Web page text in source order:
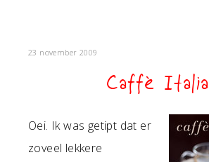
23 november 2009
Caffè Italia
Oei. Ik was getipt dat er
zoveel lekkere